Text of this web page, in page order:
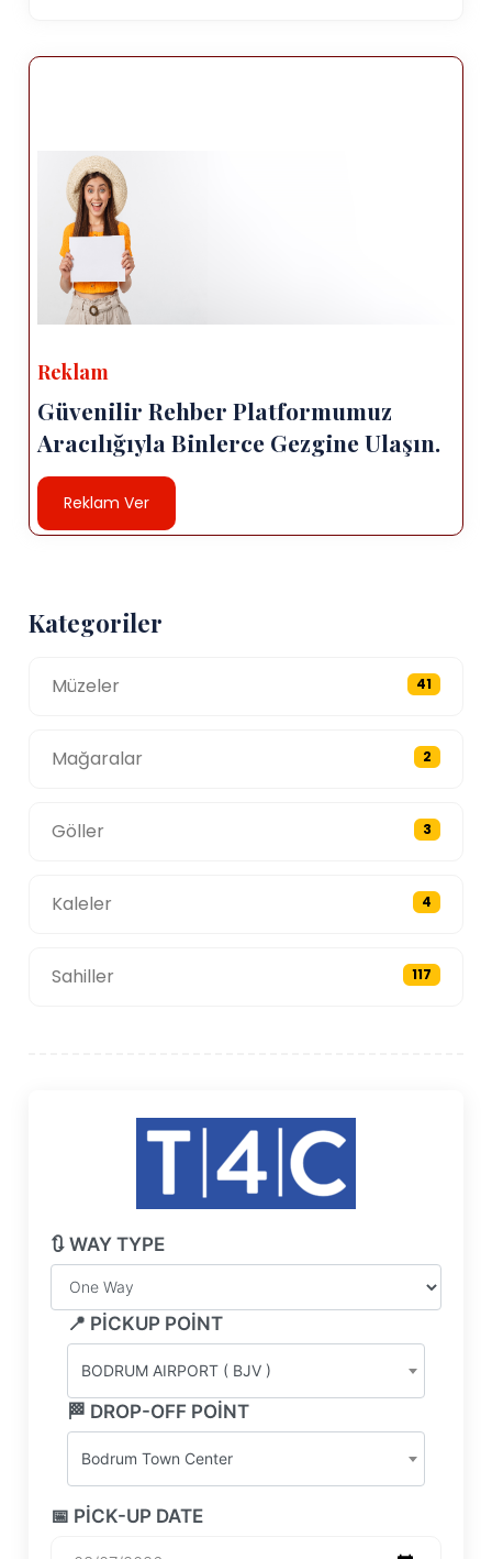
Reklam
Güvenilir Rehber Platformumuz
Aracılığıyla Binlerce Gezgine Ulaşın.
Reklam Ver
Kategoriler
Müzeler 41
Mağaralar 2
Göller 3
Kaleler 4
Sahiller 117
🔃 WAY TYPE
📍 PICKUP POINT
BODRUM AIRPORT ( BJV )
🏁 DROP-OFF POINT
Bodrum Town Center
📅 PICK-UP DATE